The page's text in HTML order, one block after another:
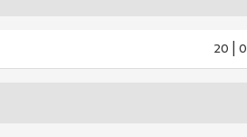
20 | 0